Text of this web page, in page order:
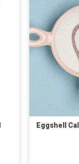
Eggshell